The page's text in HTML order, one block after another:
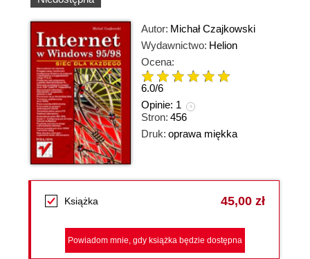
Autor: Michał Czajkowski
Wydawnictwo: Helion
Ocena:
6.0/6
Opinie: 1
Stron: 456
Druk: oprawa miękka
Książka 45,00 zł
Powiadom mnie, gdy książka będzie dostępna